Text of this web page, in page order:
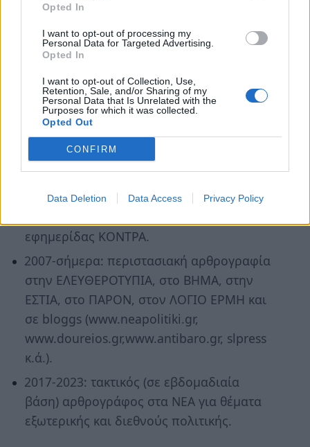
Opted In
I want to opt-out of processing my
Personal Data for Targeted Advertising.
Opted In
I want to opt-out of Collection, Use,
Retention, Sale, and/or Sharing of my
Personal Data that Is Unrelated with the
Purposes for which it was collected.
Opted Out
CONFIRM
Data Deletion Data Access Privacy Policy
τριμηνιαίας επιστημονικής επιθεώρησης
ΝΕΑ ΚΟΙΝΩΝΙΟΛΟΓΙΑ (εκδόσεις
Παπαζήση).
2007-2008, 2012-13 και 2015-6: τακτικός
αρθρογράφος-αναλυτής (σε εβδομαδιαία
βάση) για διεθνή θέματα και θέματα
εξωτερικής πολιτικής της καθημερινής
εφημερίδας ΕΛΕΥΘΕΡΟΣ ΤΥΠΟΣ.
τακτικός (σε καθημερινή βάση)
εφημερίδας ΚΟΝΤΡΑ.
2007-σήμερα: περιστασιακή αρθρογραφία
στην ΕΛΕΥΘΕΡΟΤΥΠΙΑ, στο ΒΗΜΑ, στην
ΕΣΤΙΑ, στο ΠΑΡΟΝ, στον ΛΟΓΙΟ ΕΡΜΗ και
σε bloggs (www.neapolitiki.gr,
www.doureios.gr,www.antibaro.gr, slpress
κ.ά.).
2017-2023: τακτικός (σε εβδομαδιαία
βάση) αρθρογράφος στα ΝΕΑ για θέματα
εξωτερικής και διεθνούς πολιτικής.